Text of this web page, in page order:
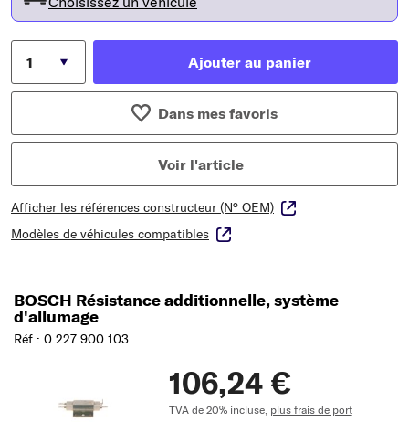
Ajouter au panier
Dans mes favoris
Voir l'article
Afficher les références constructeur (N° OEM)
Modèles de véhicules compatibles
BOSCH Résistance additionnelle, système
d'allumage
Réf : 0 227 900 103
106,24 €
TVA de 20% incluse, plus frais de port